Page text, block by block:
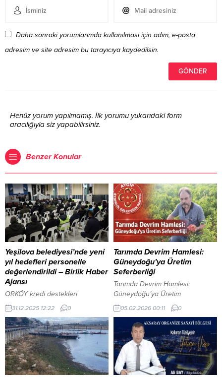
Daha sonraki yorumlarımda kullanılması için adım, e-posta
adresim ve site adresim bu tarayıcıya kaydedilsin.
Henüz yorum yapılmamış. İlk yorumu yukarıdaki form
aracılığıyla siz yapabilirsiniz.
Benzer Konular
Yeşilova belediyesi’nde yeni
yıl hedefleri personelle
değerlendirildi – Birlik Haber
Ajansı
ORKÖY kredi destekleri
meyvesini vermeye başladı
İçeriği Görüntüle YAZI ARASI
REKLAM ALANI BURDUR – BHA
Burdur Yeşilova Belediyesi, 2025
yılının son personel toplantısını
Belediye Başkanı’nın
başkanlığında, tüm personelin
katılımıyla gerçekleştirdi.
31.12.2025 12:22 0
Tarımda Devrim Hamlesi:
Güneydoğu’ya Üretim
Seferberliği
Tarımda Devrim Hamlesi:
Güneydoğu’ya Üretim
Seferberliği **Aydınlık Geleceğin
Partisi Güneydoğu Anadolu’dan
Sorumlu Genel Başkan Yardımcısı
Ali Yeşiloğlu: “Toprağı Olana da
Olmayana da Üretim Kapısını
Açıyoruz”** HABER / ANALİZYAZI
ARASI REKLAM ALANI Türkiye’nin
tarımda yaşadığı kriz, gıda
05.02.2026 00:11 0